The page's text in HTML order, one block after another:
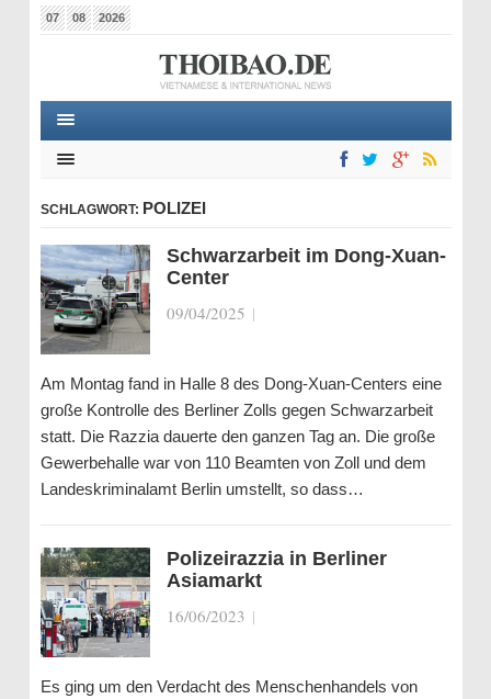
07 08 2026
SCHLAGWORT: POLIZEI
Schwarzarbeit im Dong-Xuan-
Center
09/04/2025 |
Am Montag fand in Halle 8 des Dong-Xuan-Centers eine
große Kontrolle des Berliner Zolls gegen Schwarzarbeit
statt. Die Razzia dauerte den ganzen Tag an. Die große
Gewerbehalle war von 110 Beamten von Zoll und dem
Landeskriminalamt Berlin umstellt, so dass…
Polizeirazzia in Berliner
Asiamarkt
16/06/2023 |
Es ging um den Verdacht des Menschenhandels von